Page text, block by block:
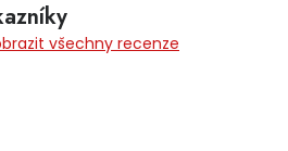
všechny recenze